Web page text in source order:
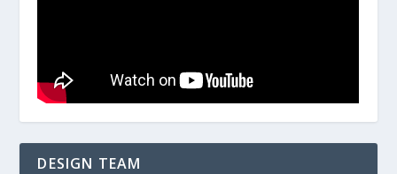
DESIGN TEAM